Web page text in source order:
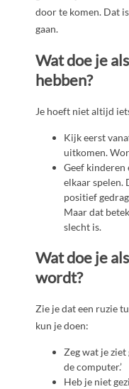
door te komen. Dat
gaan.
Wat doe je
hebben?
Je hoeft niet altijd
Kijk eerst
uitkomen.
Geef kinderen
elkaar spelen.
positief
Maar dat
slecht is.
Wat doe je
wordt?
Zie je dat een ruzie
kun je doen:
Zeg wat je
de computer.’
Heb je niet